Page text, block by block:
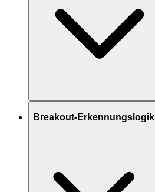
Breakout-Erkennungslogik